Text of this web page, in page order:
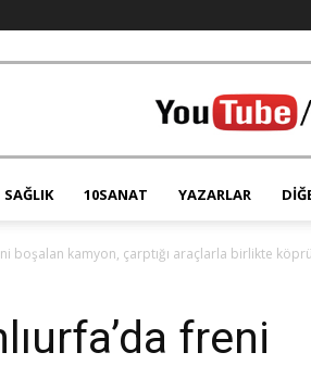
SAĞLIK 10SANAT YAZARLAR
boşalan kamyon, çarptığı araçlarla birlikte
freni